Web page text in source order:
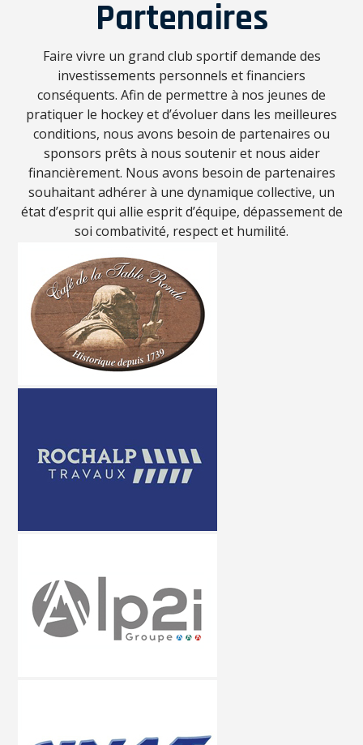
Partenaires
Faire vivre un grand club sportif demande des
investissements personnels et financiers
conséquents. Afin de permettre à nos jeunes de
pratiquer le hockey et d’évoluer dans les meilleures
conditions, nous avons besoin de partenaires ou
sponsors prêts à nous soutenir et nous aider
financièrement. Nous avons besoin de partenaires
souhaitant adhérer à une dynamique collective, un
état d’esprit qui allie esprit d’équipe, dépassement de
soi combativité, respect et humilité.